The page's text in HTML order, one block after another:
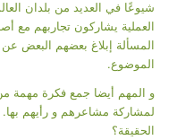
شيوعًا في العديد من بلدان
العملية يشاركون تجاربهم مع
المسألة إبلاغ بعضهم البعض
الموضوع.
و المهم أيضا جمع فكرة مهمة
لمشاركة مشاعرهم و رأيهم بها.
الحقيقة؟